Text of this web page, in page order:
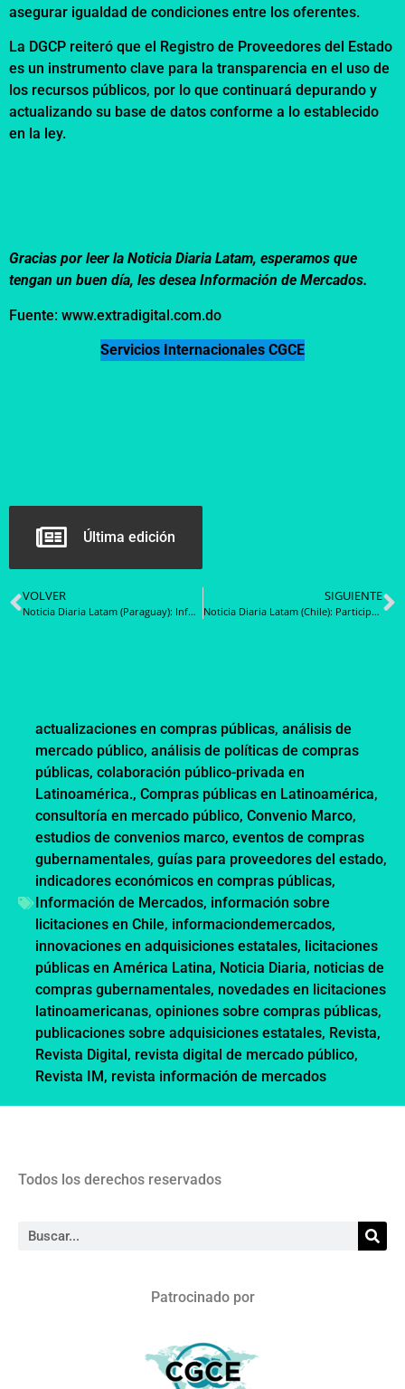
asegurar igualdad de condiciones entre los oferentes.
La DGCP reiteró que el Registro de Proveedores del Estado
es un instrumento clave para la transparencia en el uso de
los recursos públicos, por lo que continuará depurando y
actualizando su base de datos conforme a lo establecido
en la ley.
Gracias por leer la Noticia Diaria Latam, esperamos que
tengan un buen día, les desea Información de Mercados.
Fuente: www.extradigital.com.do
Servicios Internacionales CGCE
Última edición
VOLVER
Noticia Diaria Latam (Paraguay): Informe final de Rendición de Cuentas al Ciudadano 2025 ya se encuentra disponible en el portal de la DNCP
SIGUIENTE
Noticia Diaria Latam (Chile): Participa en la Consulta Ciudadana sobre propuesta de modificación del reglamento del Cosoc de ChileCompra
actualizaciones en compras públicas, análisis de
mercado público, análisis de políticas de compras
públicas, colaboración público-privada en
Latinoamérica., Compras públicas en Latinoamérica,
consultoría en mercado público, Convenio Marco,
estudios de convenios marco, eventos de compras
gubernamentales, guías para proveedores del estado,
indicadores económicos en compras públicas,
Información de Mercados, información sobre
licitaciones en Chile, informaciondemercados,
innovaciones en adquisiciones estatales, licitaciones
públicas en América Latina, Noticia Diaria, noticias de
compras gubernamentales, novedades en licitaciones
latinoamericanas, opiniones sobre compras públicas,
publicaciones sobre adquisiciones estatales, Revista,
Revista Digital, revista digital de mercado público,
Revista IM, revista información de mercados
Todos los derechos reservados
Patrocinado por